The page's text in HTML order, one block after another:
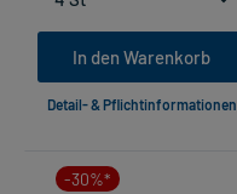
In den Warenkorb
Detail- & Pflichtinformationen
-30%*